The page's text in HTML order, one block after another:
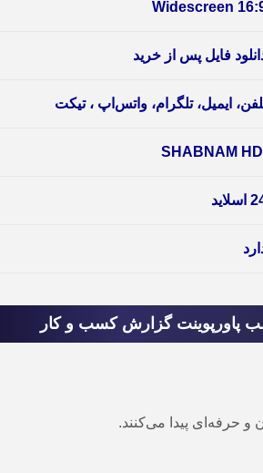
16:9
فایل پس از خرید
ایمیل، تلگرام، واتس‌اپ ، تیکت
پاورپوینت گزارش کسب و کار
حرفه‌ای پیدا می‌کنند.